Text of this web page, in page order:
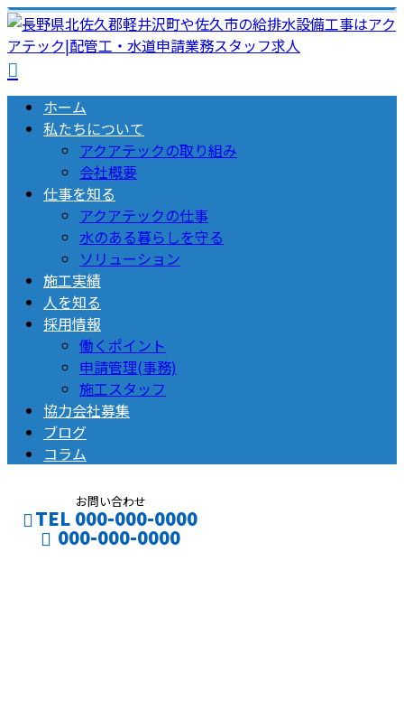
ホーム
私たちについて
アクアテックの取り組み
会社概要
仕事を知る
アクアテックの仕事
水のある暮らしを守る
ソリューション
施工実績
人を知る
採用情報
働くポイント
申請管理(事務)
施工スタッフ
協力会社募集
ブログ
コラム
お問い合わせ
TEL 000-000-0000
000-000-0000